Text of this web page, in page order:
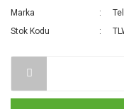
Marka
Stok Kodu